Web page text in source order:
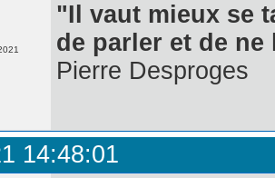
"Il vaut mieux se
de parler et de
Pierre Desproges
14:48:01